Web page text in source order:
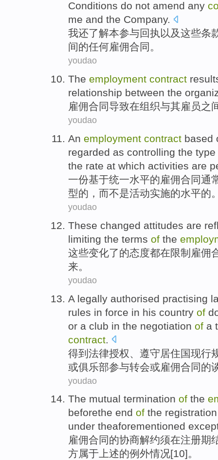
Conditions do not amend any
me and the Company.
我还了解本参与回执 以及这些条
间的任何雇佣合同 。
youdao
The employment contract
relationship between the
雇佣合同导致在组织与其雇员之
youdao
An employment contract based
regarded as controlling the type
the rate at which activities are
一份基于统一水平的雇佣合同通
型的， 而不是活动实施的水平的
youdao
These changed attitudes are
limiting the terms of the
这些变化了的态度都在限制 雇佣
来。
youdao
A legally authorised practising
rules in force in his country of
or a club in the negotiation of a
contract
得到 法律授权 、遵守居住国现行
或俱乐部参与转会或雇佣合同的
youdao
The mutual termination of the
beforethe end of the registration
under theaforementioned
雇佣合同的协商解约须在注册期
方属于 上述的例外情况[10]。